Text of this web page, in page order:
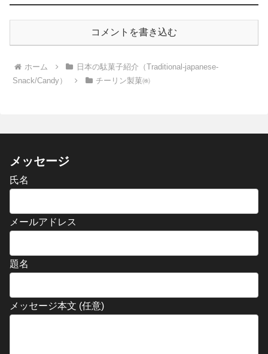
コメントを書き込む
ホーム
日本の駄菓子紹介（Traditional-japanese-
Snack/Candy）
チーリン製菓㈱
メッセージ
氏名
メールアドレス
題名
メッセージ本文 (任意)